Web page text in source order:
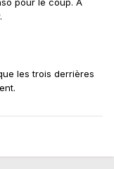
pour le coup. À
les trois derrières